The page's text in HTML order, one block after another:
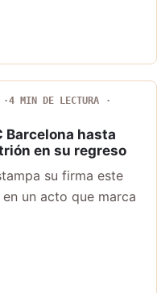
4 MIN DE LECTURA
Barcelona hasta
en su regreso
su firma este
un acto que marca